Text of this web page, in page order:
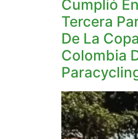
Cumplió
Tercera
De La Copa
Colombia